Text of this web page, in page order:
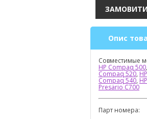
Опис
Совместимые
HP Compaq 500,
Compaq 520,
Compaq 540,
Presario C700
Парт номера: